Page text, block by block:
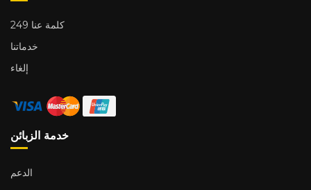
249 كلمة عنا
خدماتنا
إلغاء
خدمة الزبائن
الدعم